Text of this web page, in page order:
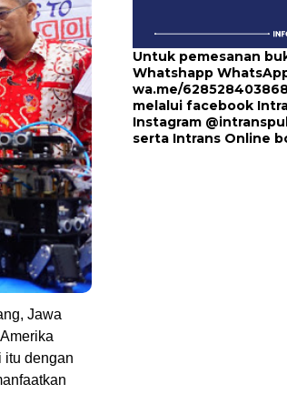
Jawa
itu dengan
Untuk pemesanan
Whatshapp
wa.me/
melalui facebook
Instagram
serta Intrans Online